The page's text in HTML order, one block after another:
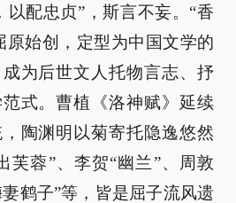
以配忠贞”，斯言不妄。“香
原始创，定型为中国文学的
为后世文人托物言志、抒
式。曹植《洛神赋》延续
陶渊明以菊寄托隐逸悠然
芙蓉”、李贺“幽兰”、周敦
妻鹤子”等，皆是屈子流风遗